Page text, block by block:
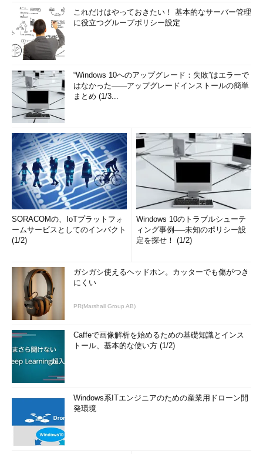
これだけはやっておきたい！ 基本的なサーバー管理
に役立つグループポリシー設定
“Windows 10へのアップグレード：失敗”はエラーで
はなかった――アップグレードインストールの簡単
まとめ (1/3...
SORACOMの、IoTプラットフォ
ームサービスとしてのインパクト
(1/2)
Windows 10のトラブルシューテ
ィング事例──未知のポリシー設
定を探せ！ (1/2)
ガシガシ使えるヘッドホン。カッターでも傷がつき
にくい
PR(Marshall Group AB)
Caffeで画像解析を始めるための基礎知識とインス
トール、基本的な使い方 (1/2)
Windows系ITエンジニアのための産業用ドローン開
発環境